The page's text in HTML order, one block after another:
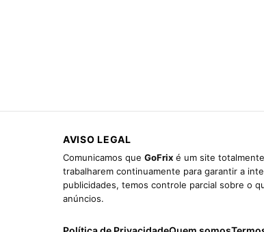
AVISO LEGAL
Comunicamos que GoFrix é um site
trabalharem continuamente para garantir a
publicidades, temos controle parcial sobre o
anúncios.